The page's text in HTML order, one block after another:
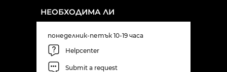
НЕОБХОДИМА ЛИ
понеделник-петък 10-19 часа
Helpcenter
Submit a request